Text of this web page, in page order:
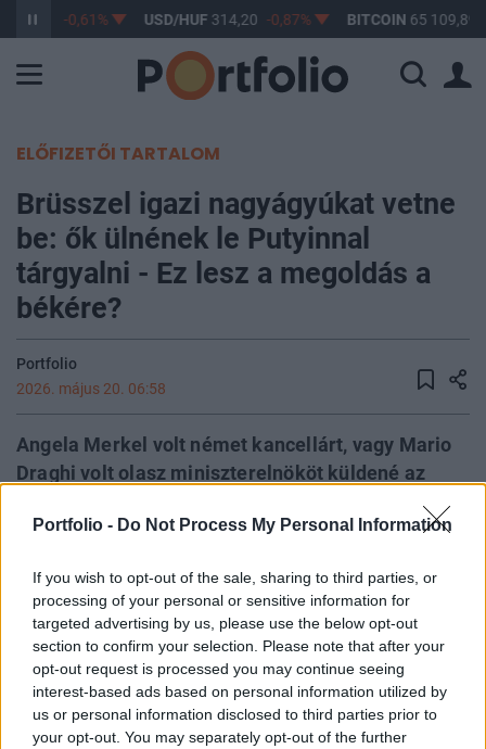
Portfolio - Do Not Process My Personal Information
If you wish to opt-out of the sale, sharing to third parties, or
processing of your personal or sensitive information for
targeted advertising by us, please use the below opt-out
section to confirm your selection. Please note that after your
opt-out request is processed you may continue seeing
interest-based ads based on personal information utilized by
us or personal information disclosed to third parties prior to
your opt-out. You may separately opt-out of the further
363,17 -0,61% USD/HUF314,20 -0,87% BITCOIN65 109,89
ELŐFIZETŐI TARTALOM
Brüsszel igazi nagyágyúkat vetne
be: ők ülnének le Putyinnal
tárgyalni - Ez lesz a megoldás a
békére?
Portfolio
2026. május 20. 06:58
Angela Merkel volt német kancellárt, vagy Mario
Draghi volt olasz miniszterelnököt küldené az
Európai Unió tárgyalni Oroszországgal az ukrajnai
háború lezárása érdekében – értesült a Financial
Back to Europe 2026Az áprilisi választások után
visszakerült az európai térképre Magyarország, a kormány
kiemelt célja az uniós források hazahozatala, illetve
hosszabb távon az euró bevezetése. Milyen utat kell
bejárnia Magyarországnak addig és mekkora lökést
adhatnak az uniós pénzek a gazdaságnak? Ezzel a